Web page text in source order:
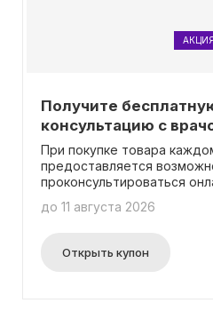
АКЦИЯ
Получите
консультацию с
При покупке товара
предоставляется
проконсультироваться
до 11 августа 2026
Открыть купон